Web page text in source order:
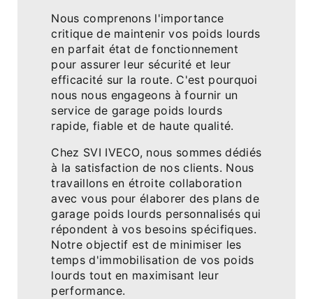
Nous comprenons l'importance
critique de maintenir vos poids lourds
en parfait état de fonctionnement
pour assurer leur sécurité et leur
efficacité sur la route. C'est pourquoi
nous nous engageons à fournir un
service de garage poids lourds
rapide, fiable et de haute qualité.
Chez SVI IVECO, nous sommes dédiés
à la satisfaction de nos clients. Nous
travaillons en étroite collaboration
avec vous pour élaborer des plans de
garage poids lourds personnalisés qui
répondent à vos besoins spécifiques.
Notre objectif est de minimiser les
temps d'immobilisation de vos poids
lourds tout en maximisant leur
performance.